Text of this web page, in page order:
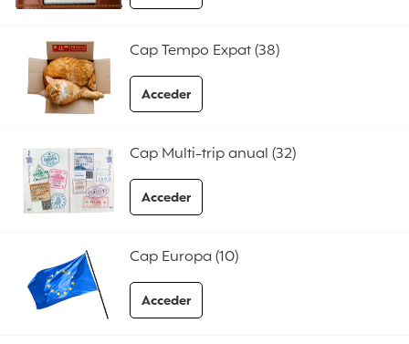
a las preguntas frecuentes Cap Trip
Cap Tempo Expat (38)
Acceder
a las preguntas frecuentes Cap Tempo
Cap Multi-trip anual (32)
Acceder
a las preguntas frecuentes Cap Multi-trip
Cap Europa (10)
Acceder
a las preguntas frecuentes Cap Europa